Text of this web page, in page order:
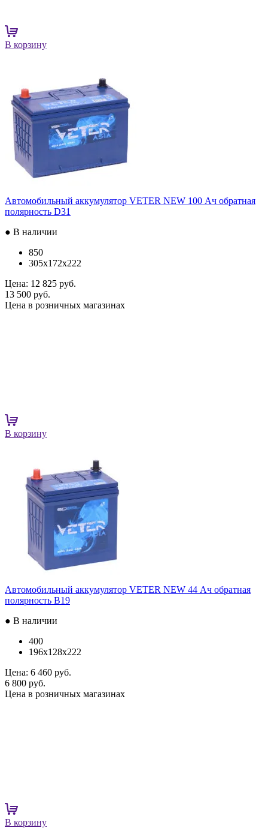
В корзину
Автомобильный аккумулятор VETER NEW 100 Ач обратная
полярность D31
● В наличии
850
305x172x222
Цена: 12 825 руб.
13 500 руб.
Цена в розничных магазинах
В корзину
Автомобильный аккумулятор VETER NEW 44 Ач обратная
полярность B19
● В наличии
400
196x128x222
Цена: 6 460 руб.
6 800 руб.
Цена в розничных магазинах
В корзину